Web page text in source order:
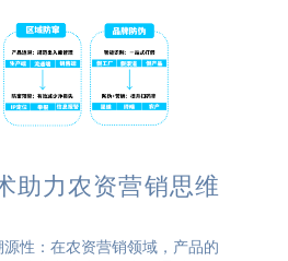
助力农资营销思维
性：在农资营销领域，产品的